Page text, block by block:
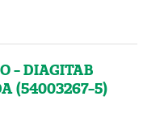
- DIAGITAB
(54003267-5)